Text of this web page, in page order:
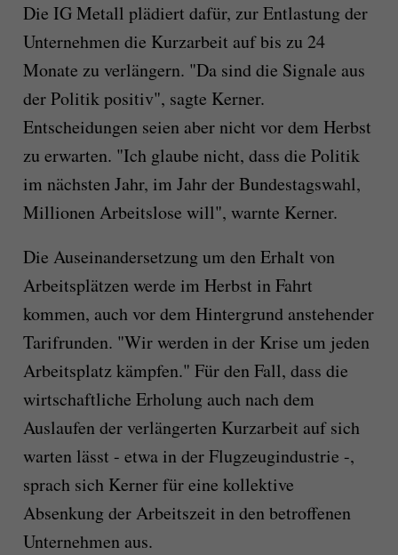
Die IG Metall plädiert dafür, zur Entlastung der
Unternehmen die Kurzarbeit auf bis zu 24
Monate zu verlängern. "Da sind die Signale aus
der Politik positiv", sagte Kerner.
Entscheidungen seien aber nicht vor dem Herbst
zu erwarten. "Ich glaube nicht, dass die Politik
im nächsten Jahr, im Jahr der Bundestagswahl,
Millionen Arbeitslose will", warnte Kerner.
Die Auseinandersetzung um den Erhalt von
Arbeitsplätzen werde im Herbst in Fahrt
kommen, auch vor dem Hintergrund anstehender
Tarifrunden. "Wir werden in der Krise um jeden
Arbeitsplatz kämpfen." Für den Fall, dass die
wirtschaftliche Erholung auch nach dem
Auslaufen der verlängerten Kurzarbeit auf sich
warten lässt - etwa in der Flugzeugindustrie -,
sprach sich Kerner für eine kollektive
Absenkung der Arbeitszeit in den betroffenen
Unternehmen aus.